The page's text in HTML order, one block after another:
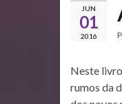
JUN
01
2016
Neste
rumos da